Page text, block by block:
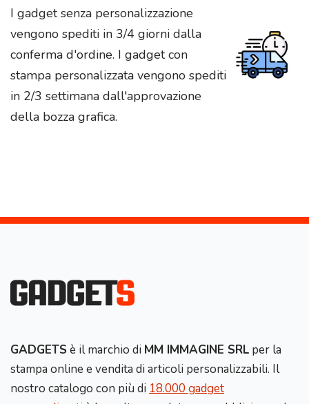
I gadget senza personalizzazione
vengono spediti in 3/4 giorni dalla
conferma d'ordine. I gadget con
stampa personalizzata vengono spediti
in 2/3 settimana dall'approvazione
della bozza grafica.
GADGETS è il marchio di MM IMMAGINE SRL per la
stampa online e vendita di articoli personalizzabili. Il
nostro catalogo con più di 18.000 gadget